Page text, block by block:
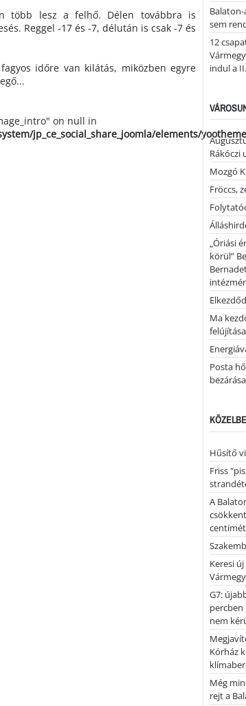
több lesz a felhő. Délen továbbra is
Reggel -17 és -7, délután is csak -7 és
időre van kilátás, miközben egyre
on null in
jp_ce_social_share_joomla/elements/
sem
12
indul a
Rákóczi
Mozgó
Fröccs,
„Óriási
körül”
Ma
felújítása
Posta
bezárása
Hűsítő
Friss
A
Keresi
G7:
percben
nem
Kórház
Még
rejt a